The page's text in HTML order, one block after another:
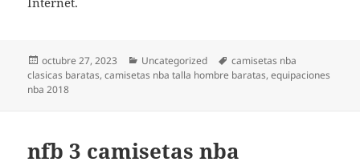
Publicado
el
octubre 27, 2023 Categorías
Uncategorized Etiquetas
camisetas nba
clasicas baratas,camisetas nba talla hombre baratas,equipaciones
nba 2018
nfb 3 camisetas nba